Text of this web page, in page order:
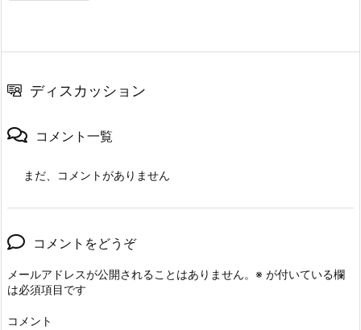
ディスカッション
コメント一覧
まだ、コメントがありません
コメントをどうぞ
メールアドレスが公開されることはありません。 ※ が付いている欄
は必須項目です
コメント